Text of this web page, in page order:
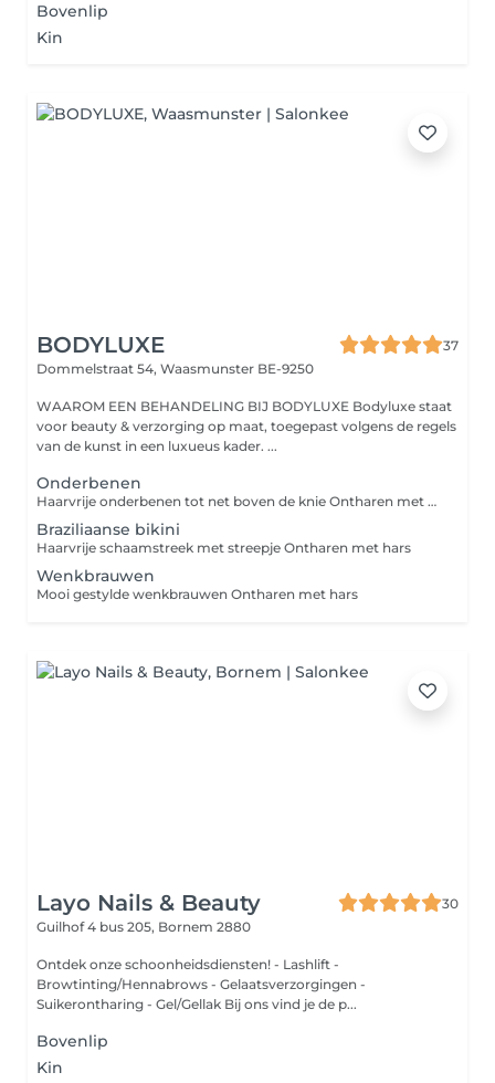
Bovenlip
Kin
BODYLUXE
37
Dommelstraat 54, Waasmunster BE-9250
WAAROM EEN BEHANDELING BIJ BODYLUXE Bodyluxe staat
voor beauty & verzorging op maat, toegepast volgens de regels
van de kunst in een luxueus kader. ...
Onderbenen
Haarvrije onderbenen tot net boven de knie Ontharen met hars
Braziliaanse bikini
Haarvrije schaamstreek met streepje Ontharen met hars
Wenkbrauwen
Mooi gestylde wenkbrauwen Ontharen met hars
Layo Nails & Beauty
30
Guilhof 4 bus 205, Bornem 2880
Ontdek onze schoonheidsdiensten! - Lashlift -
Browtinting/Hennabrows - Gelaatsverzorgingen -
Suikerontharing - Gel/Gellak Bij ons vind je de p...
Bovenlip
Kin